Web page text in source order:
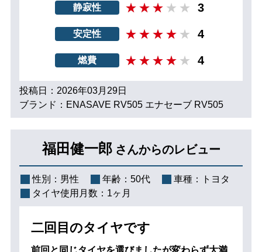
静寂性 3
安定性 4
燃費 4
投稿日：2026年03月29日
ブランド：ENASAVE RV505 エナセーブ RV505
福田健一郎 さんからのレビュー
性別： 男性 年齢： 50代 車種：
トヨタ
タイヤ使用月数： 1ヶ月
二回目のタイヤです
前回と同じタイヤを選びましたが変わらず大満